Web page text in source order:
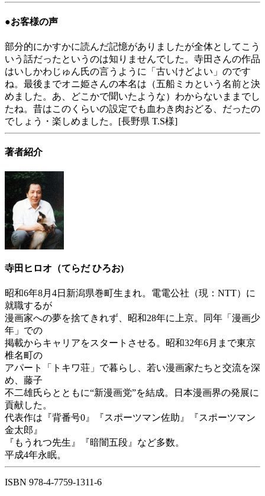
●お客様の声
部分的にかすかに読んだ記憶がありましたが全体としてこう
いう話だったというのは知りませんでした。寺田さんの作品
はいしかわじゅん氏の言うように「古いけどよい」のです
ね。最後までオニ姫さんの本名は（五船ミカという名前と決
めました。あ、どこかで聞いたような）わからないままでし
たね。昔はこのくらいの設定でも血わき肉おどる、だったの
でしょう・楽しめました。[長野県 T.S様]
著者紹介
寺田ヒロオ（てらだ ひろお)
昭和6年8月4日新潟県巻町生まれ。電電公社（現：NTT）に
就職するが
漫画家への夢を捨てきれず、昭和28年に上京。同年「漫画少
年」での
掲載からキャリアをスタートさせる。昭和32年6月まで東京
椎名町の
アパート「トキワ荘」で暮らし、若い漫画家たちと交流を深
め、藤子
不二雄氏らとともに“新漫画党”を結成。日本漫画界の発展に
貢献した。
代表作は『背番号0』『スポーツマン佐助』『スポーツマン
金太郎』
『もうれつ先生』『暗闇五段』など多数。
平成4年永眠。
ISBN 978-4-7759-1311-6